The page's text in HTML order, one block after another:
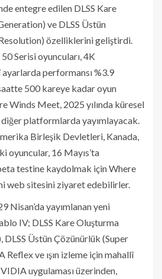
entegre edilen DLSS Kare
ve DLSS Üstün
özelliklerini geliştirdi.
Serisi oyuncuları, 4K
performansı %3.9
500 kareye kadar oyun
Winds Meet, 2025 yılında küresel
platformlarda yayımlayacak.
Birleşik Devletleri, Kanada,
oyuncular, 16 Mayıs’ta
testine kaydolmak için Where
web sitesini ziyaret edebilirler.
Nisan’da yayımlanan yeni
IV; DLSS Kare Oluşturma
DLSS Üstün Çözünürlük (Super
ve ışın izleme için mahallî
uygulaması üzerinden,